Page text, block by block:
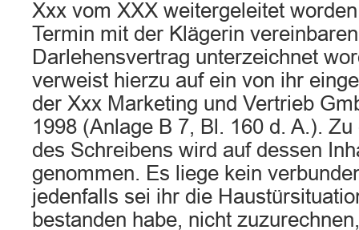
Xxx vom XXX weitergeleitet
Termin mit der Klägerin
Darlehensvertrag unterzeichnet
verweist hierzu auf ein von ihr
der Xxx Marketing und Vertrieb
1998 (Anlage B 7, Bl. 160 d. A.).
des Schreibens wird auf dessen
genommen. Es liege kein
jedenfalls sei ihr die
bestanden habe, nicht